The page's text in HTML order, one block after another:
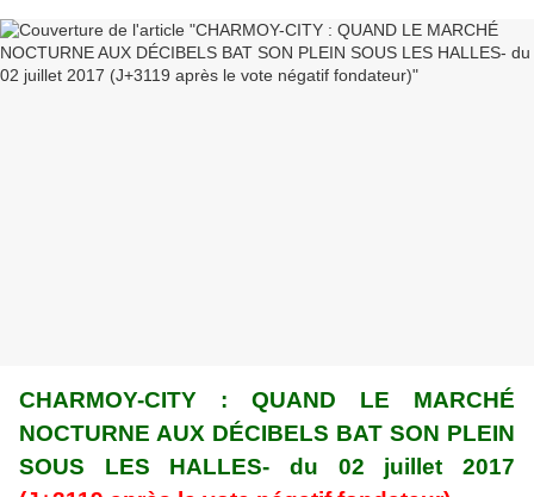
CHARMOY-CITY : QUAND LE MARCHÉ
NOCTURNE AUX DÉCIBELS BAT SON PLEIN
SOUS LES HALLES- du 02 juillet 2017